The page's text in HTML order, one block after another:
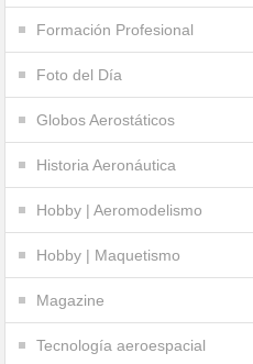
Formación Profesional
Foto del Día
Globos Aerostáticos
Historia Aeronáutica
Hobby | Aeromodelismo
Hobby | Maquetismo
Magazine
Tecnología aeroespacial